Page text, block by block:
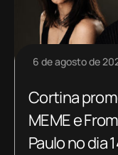
6 de agosto de
Cortina
MEME e
Paulo no dia